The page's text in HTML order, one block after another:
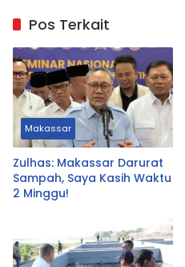
Pos Terkait
Makassar
Zulhas: Makassar Darurat
Sampah, Saya Kasih Waktu
2 Minggu!